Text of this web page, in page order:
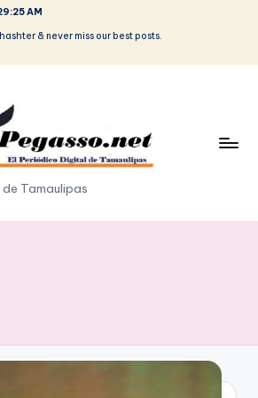
AM
& never miss our best posts.
Tamaulipas